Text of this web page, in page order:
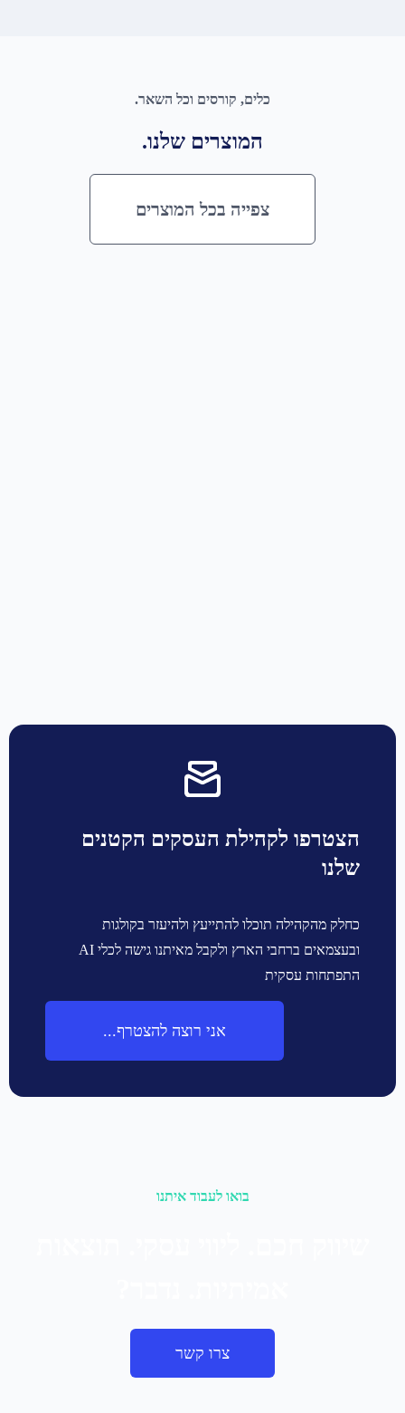
כלים, קורסים וכל השאר.
המוצרים שלנו.
צפייה בכל המוצרים
הצטרפו לקהילת העסקים הקטנים
שלנו
כחלק מהקהילה תוכלו להתייעץ ולהיעזר בקולגות
ובעצמאים ברחבי הארץ ולקבל מאיתנו גישה לכלי AI
התפתחות עסקית
אני רוצה להצטרף...
בואו לעבוד איתנו
צרו קשר